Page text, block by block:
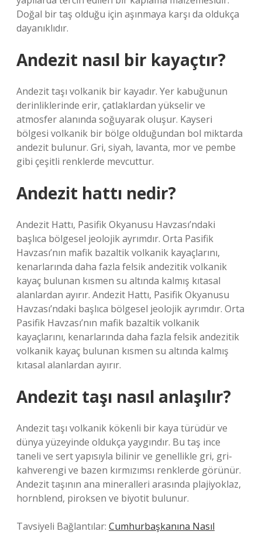
Doğal bir taş olduğu için aşınmaya karşı da oldukça
dayanıklıdır.
Andezit nasıl bir kayaçtır?
Andezit taşı volkanik bir kayadır. Yer kabuğunun
derinliklerinde erir, çatlaklardan yükselir ve
atmosfer alanında soğuyarak oluşur. Kayseri
bölgesi volkanik bir bölge olduğundan bol miktarda
andezit bulunur. Gri, siyah, lavanta, mor ve pembe
gibi çeşitli renklerde mevcuttur.
Andezit hattı nedir?
Andezit Hattı, Pasifik Okyanusu Havzası’ndaki
başlıca bölgesel jeolojik ayrımdır. Orta Pasifik
Havzası’nın mafik bazaltik volkanik kayaçlarını,
kenarlarında daha fazla felsik andezitik volkanik
kayaç bulunan kısmen su altında kalmış kıtasal
alanlardan ayırır. Andezit Hattı, Pasifik Okyanusu
Havzası’ndaki başlıca bölgesel jeolojik ayrımdır. Orta
Pasifik Havzası’nın mafik bazaltik volkanik
kayaçlarını, kenarlarında daha fazla felsik andezitik
volkanik kayaç bulunan kısmen su altında kalmış
kıtasal alanlardan ayırır.
Andezit taşı nasıl anlaşılır?
Andezit taşı volkanik kökenli bir kaya türüdür ve
dünya yüzeyinde oldukça yaygındır. Bu taş ince
taneli ve sert yapısıyla bilinir ve genellikle gri, gri-
kahverengi ve bazen kırmızımsı renklerde görünür.
Andezit taşının ana mineralleri arasında plajiyoklaz,
hornblend, piroksen ve biyotit bulunur.
Tavsiyeli Bağlantılar: Cumhurbaşkanına Nasıl